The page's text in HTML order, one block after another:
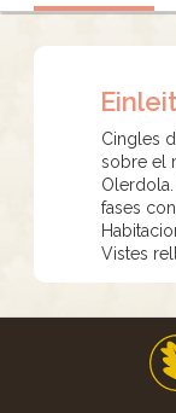
Cingles
sobre el
fases
Vistes